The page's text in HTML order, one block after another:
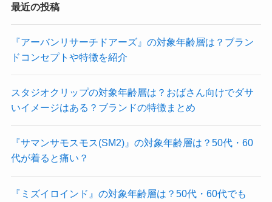
最近の投稿
『アーバンリサーチドアーズ』の対象年齢層は？ブラン
ドコンセプトや特徴を紹介
スタジオクリップの対象年齢層は？おばさん向けでダサ
いイメージはある？ブランドの特徴まとめ
『サマンサモスモス(SM2)』の対象年齢層は？50代・60
代が着ると痛い？
『ミズイロインド』の対象年齢層は？50代・60代でも